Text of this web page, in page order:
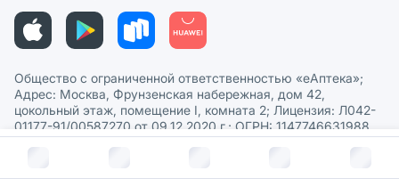
В корзину за руб.
Политика в отношении обработки персональных данных
Общество с ограниченной ответственностью «еАптека»;
Адрес: Москва, Фрунзенская набережная, дом 42,
цокольный этаж, помещение I, комната 2; Лицензия: Л042-
01177-91/00587270 от 09.12.2020 г.; ОГРН: 1147746631988,
ИНН 7704865540